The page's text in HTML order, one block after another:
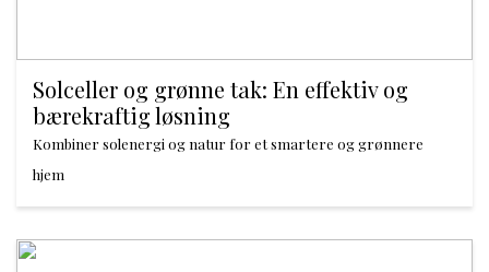
Solceller og grønne tak: En effektiv og
bærekraftig løsning
Kombiner solenergi og natur for et smartere og grønnere
hjem